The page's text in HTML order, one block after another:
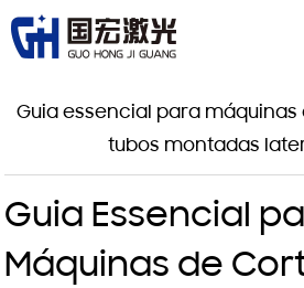
Guia essencial para
tubos montadas
Guia Essencial
Máquinas de